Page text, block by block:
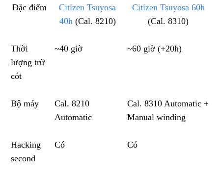
Đặc điểm
Citizen Tsuyosa
40h (Cal. 8210)
Citizen Tsuyosa 60h
(Cal. 8310)
Thời
lượng trữ
cót
~40 giờ ~60 giờ (+20h)
Bộ máy
Cal. 8210
Automatic
Cal. 8310 Automatic +
Manual winding
Hacking
second
Có Có